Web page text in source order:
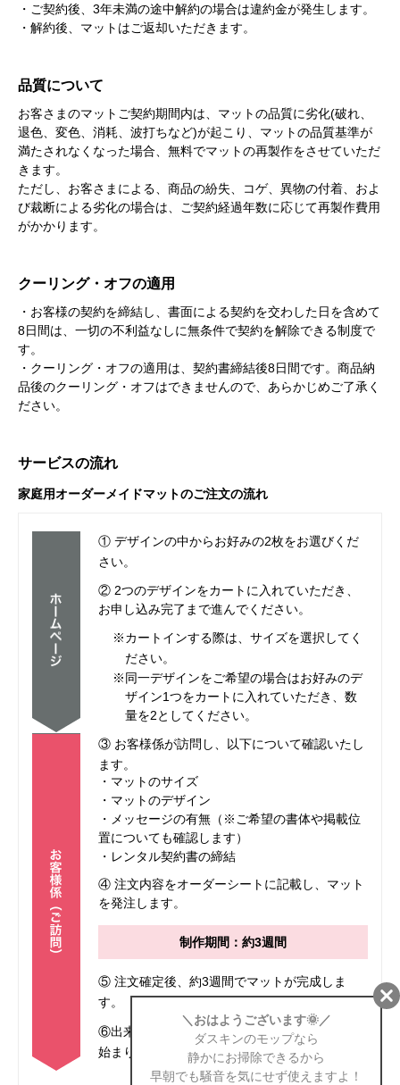
・ご契約後、3年未満の途中解約の場合は違約金が発生します。
・解約後、マットはご返却いただきます。
品質について
お客さまのマットご契約期間内は、マットの品質に劣化(破れ、
退色、変色、消耗、波打ちなど)が起こり、マットの品質基準が
満たされなくなった場合、無料でマットの再製作をさせていただ
きます。
ただし、お客さまによる、商品の紛失、コゲ、異物の付着、およ
び裁断による劣化の場合は、ご契約経過年数に応じて再製作費用
がかかります。
クーリング・オフの適用
・お客様の契約を締結し、書面による契約を交わした日を含めて
8日間は、一切の不利益なしに無条件で契約を解除できる制度で
す。
・クーリング・オフの適用は、契約書締結後8日間です。商品納
品後のクーリング・オフはできませんので、あらかじめご了承く
ださい。
サービスの流れ
家庭用オーダーメイドマットのご注文の流れ
① デザインの中からお好みの2枚をお選びくだ
さい。
② 2つのデザインをカートに入れていただき、
お申し込み完了まで進んでください。
※カートインする際は、サイズを選択してく
ださい。
※同一デザインをご希望の場合はお好みのデ
ザイン1つをカートに入れていただき、数
量を2としてください。
③ お客様係が訪問し、以下について確認いたし
ます。
・マットのサイズ
・マットのデザイン
・メッセージの有無（※ご希望の書体や掲載位
置についても確認します）
・レンタル契約書の締結
④ 注文内容をオーダーシートに記載し、マット
を発注します。
制作期間：約3週間
⑤ 注文確定後、約3週間でマットが完成しま
す。
⑥出来上がったマットをお届けし、レンタルが
始まります。